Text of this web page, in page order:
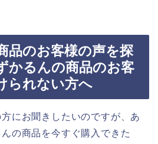
品のお客様の声を探
かるんの商品のお客
られない方へ
にお聞きしたいのですが、あ
の商品を今すぐ購入できた